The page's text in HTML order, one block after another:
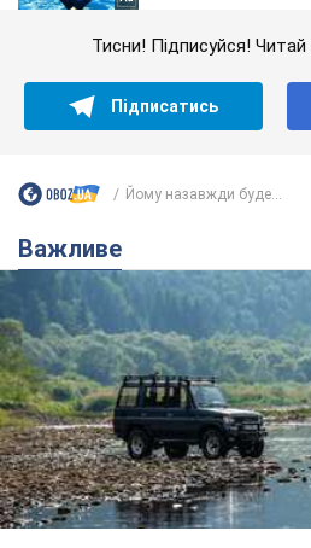
Тисни! Підписуйся!
Підписатись
Йому назавжди буде...
Важливе